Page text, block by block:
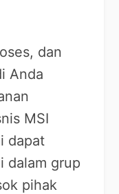
dan
Anda
MSI
dapat
dalam grup
pihak